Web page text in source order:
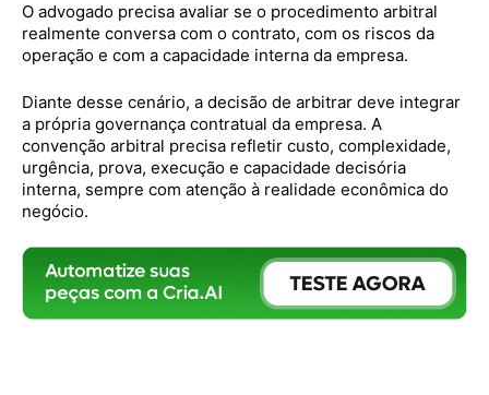
O advogado precisa avaliar se o procedimento arbitral
realmente conversa com o contrato, com os riscos da
operação e com a capacidade interna da empresa.
Diante desse cenário, a decisão de arbitrar deve integrar
a própria governança contratual da empresa. A
convenção arbitral precisa refletir custo, complexidade,
urgência, prova, execução e capacidade decisória
interna, sempre com atenção à realidade econômica do
negócio.